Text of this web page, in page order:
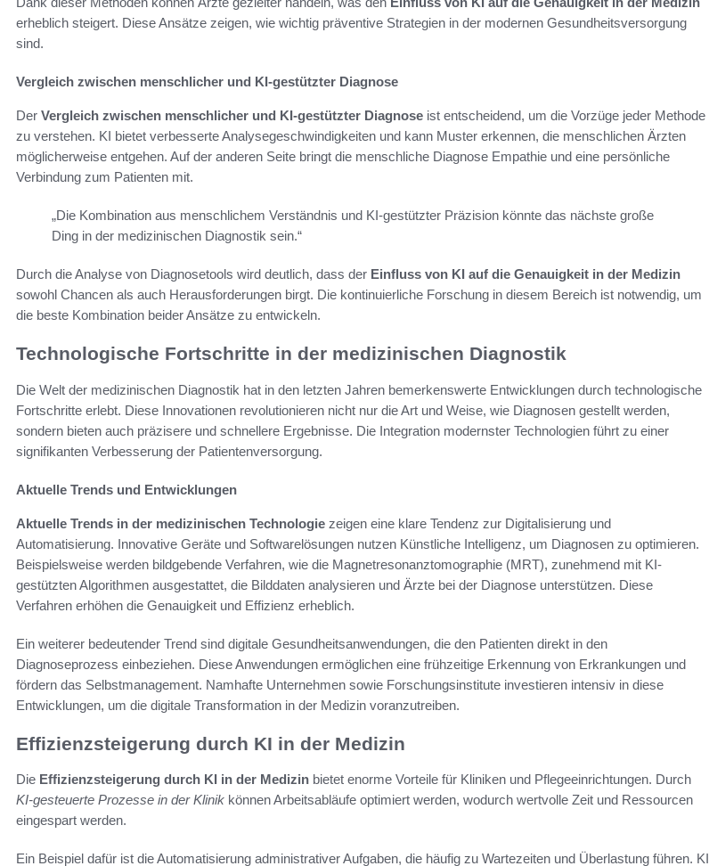
erheblich steigert. Diese Ansätze zeigen, wie wichtig präventive Strategien in der modernen Gesundheitsversorgung
sind.
Vergleich zwischen menschlicher und KI-gestützter Diagnose
Der Vergleich zwischen menschlicher und KI-gestützter Diagnose ist entscheidend, um die Vorzüge jeder Methode
zu verstehen. KI bietet verbesserte Analysegeschwindigkeiten und kann Muster erkennen, die menschlichen Ärzten
möglicherweise entgehen. Auf der anderen Seite bringt die menschliche Diagnose Empathie und eine persönliche
Verbindung zum Patienten mit.
„Die Kombination aus menschlichem Verständnis und KI-gestützter Präzision könnte das nächste große
Ding in der medizinischen Diagnostik sein.“
Durch die Analyse von Diagnosetools wird deutlich, dass der Einfluss von KI auf die Genauigkeit in der Medizin
sowohl Chancen als auch Herausforderungen birgt. Die kontinuierliche Forschung in diesem Bereich ist notwendig, um
die beste Kombination beider Ansätze zu entwickeln.
Technologische Fortschritte in der medizinischen Diagnostik
Die Welt der medizinischen Diagnostik hat in den letzten Jahren bemerkenswerte Entwicklungen durch technologische
Fortschritte erlebt. Diese Innovationen revolutionieren nicht nur die Art und Weise, wie Diagnosen gestellt werden,
sondern bieten auch präzisere und schnellere Ergebnisse. Die Integration modernster Technologien führt zu einer
signifikanten Verbesserung der Patientenversorgung.
Aktuelle Trends und Entwicklungen
Aktuelle Trends in der medizinischen Technologie zeigen eine klare Tendenz zur Digitalisierung und
Automatisierung. Innovative Geräte und Softwarelösungen nutzen Künstliche Intelligenz, um Diagnosen zu optimieren.
Beispielsweise werden bildgebende Verfahren, wie die Magnetresonanztomographie (MRT), zunehmend mit KI-
gestützten Algorithmen ausgestattet, die Bilddaten analysieren und Ärzte bei der Diagnose unterstützen. Diese
Verfahren erhöhen die Genauigkeit und Effizienz erheblich.
Ein weiterer bedeutender Trend sind digitale Gesundheitsanwendungen, die den Patienten direkt in den
Diagnoseprozess einbeziehen. Diese Anwendungen ermöglichen eine frühzeitige Erkennung von Erkrankungen und
fördern das Selbstmanagement. Namhafte Unternehmen sowie Forschungsinstitute investieren intensiv in diese
Entwicklungen, um die digitale Transformation in der Medizin voranzutreiben.
Effizienzsteigerung durch KI in der Medizin
Die Effizienzsteigerung durch KI in der Medizin bietet enorme Vorteile für Kliniken und Pflegeeinrichtungen. Durch
KI-gesteuerte Prozesse in der Klinik können Arbeitsabläufe optimiert werden, wodurch wertvolle Zeit und Ressourcen
eingespart werden.
Ein Beispiel dafür ist die Automatisierung administrativer Aufgaben, die häufig zu Wartezeiten und Überlastung führen. KI